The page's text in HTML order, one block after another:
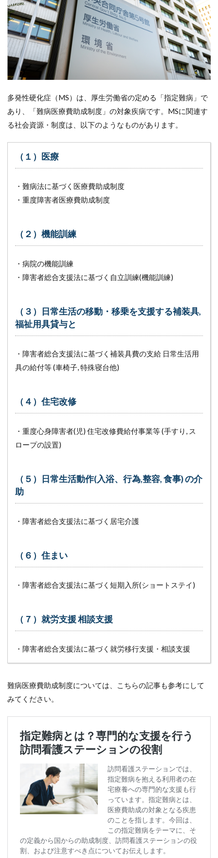
多発性硬化症（MS）は、厚生労働省の定める「指定難病」で
あり、「難病医療費助成制度」の対象疾病です。MSに関連す
る社会資源・制度は、以下のようなものがあります。
（１）医療
・難病法に基づく医療費助成制度
・重度障害者医療費助成制度
（２）機能訓練
・病院の機能訓練
・障害者総合支援法に基づく自立訓練(機能訓練)
（３）日常生活の移動・移乗を支援する補装具,
福祉用具貸与と
・障害者総合支援法に基づく補装具費の支給 日常生活用
具の給付等 (車椅子, 特殊寝台他)
（４）住宅改修
・重度心身障害者(児) 住宅改修費給付事業等 (手すり, ス
ロープの設置)
（５）日常生活動作(入浴、行為,整容, 食事) の介
助
・障害者総合支援法に基づく居宅介護
（６）住まい
・障害者総合支援法に基づく短期入所(ショートステイ)
（７）就労支援 相談支援
・障害者総合支援法に基づく就労移行支援・相談支援
難病医療費助成制度については、こちらの記事も参考にして
みてください。